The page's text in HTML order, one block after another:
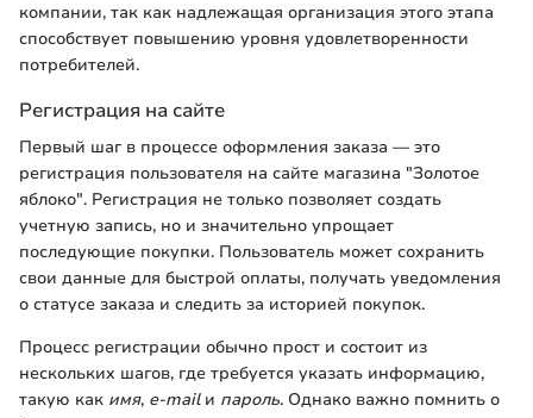
компании, так как надлежащая организация этого этапа
способствует повышению уровня удовлетворенности
потребителей.
Регистрация на сайте
Первый шаг в процессе оформления заказа — это
регистрация пользователя на сайте магазина "Золотое
яблоко". Регистрация не только позволяет создать
учетную запись, но и значительно упрощает
последующие покупки. Пользователь может сохранить
свои данные для быстрой оплаты, получать уведомления
о статусе заказа и следить за историей покупок.
Процесс регистрации обычно прост и состоит из
нескольких шагов, где требуется указать информацию,
такую как имя, e-mailи пароль. Однако важно помнить о